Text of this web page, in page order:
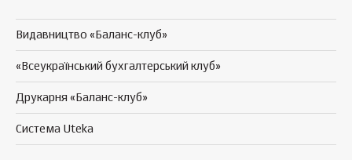
Видавництво «Баланс-клуб»
«Всеукраїнський бухгалтерський клуб»
Друкарня «Баланс-клуб»
Система Uteka